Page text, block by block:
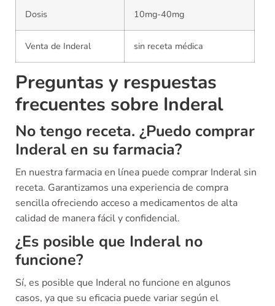
Dosis 10mg-40mg
Venta de Inderal sin receta médica
Preguntas y respuestas
frecuentes sobre Inderal
No tengo receta. ¿Puedo comprar
Inderal en su farmacia?
En nuestra farmacia en línea puede comprar Inderal sin
receta. Garantizamos una experiencia de compra
sencilla ofreciendo acceso a medicamentos de alta
calidad de manera fácil y confidencial.
¿Es posible que Inderal no
funcione?
Sí, es posible que Inderal no funcione en algunos
casos, ya que su eficacia puede variar según el